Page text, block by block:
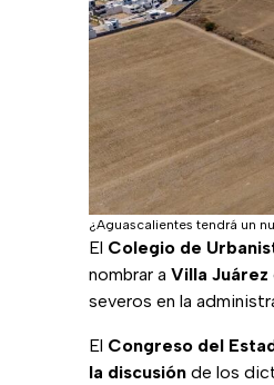
¿Aguascalientes tendrá un
El Colegio de
nombrar a Villa Juárez
severos en la
El Congreso del
la discusión de los